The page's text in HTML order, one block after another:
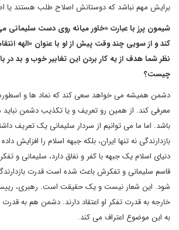
برایش مهم نباشد که دوستانش اصلاح طلب هستند یا
شیمون پرز با عبارت «خاور میانه روی دست سلیمانی
کند و از سویی چند وقت پیش از او با عنوان «الهه
نظر شما هدف از یه کار بردن این تغابیر خوب و بد در
چیست؟
دشمن همیشه می خواهد سعی کند که نماد ها و
معرفی کند. از همین رو تعریف و یا تکذیب دشمن
باشد. اما ما می توانیم از سردار سلیمانی یک تعریف
بازدارندگی نه تنها ایران، بلکه جبهه اسلام را افزایش
دنیای اسلام یک جبهه با کفر و نفاق دارد، سلیمانی و
قاسم سلیمانی و تفکرش باعث شده است قدرت
شود. این شعار نیست و یک حقیقت است. رهبری، رییس
خارجه به قدرت تفکر او اعتقاد دارند. دشمن هم به قدرت
به این موضوع اعتراف می کند.